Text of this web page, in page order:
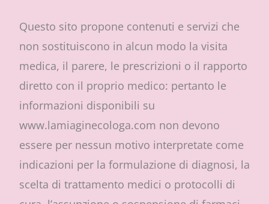
Questo sito propone contenuti e servizi che
non sostituiscono in alcun modo la visita
medica, il parere, le prescrizioni o il rapporto
diretto con il proprio medico: pertanto le
informazioni disponibili su
www.lamiaginecologa.com non devono
essere per nessun motivo interpretate come
indicazioni per la formulazione di diagnosi, la
scelta di trattamento medici o protocolli di